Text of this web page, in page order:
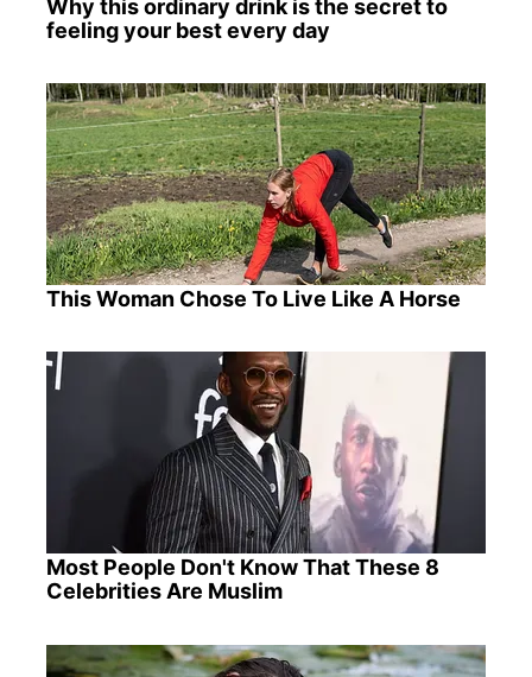
Why this ordinary drink is the secret to
feeling your best every day
This Woman Chose To Live Like A Horse
Most People Don't Know That These 8
Celebrities Are Muslim